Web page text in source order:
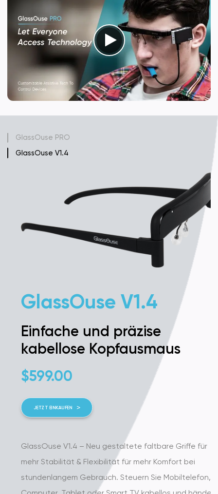
GlassOuse V1.4
Einfache und präzise
kabellose Kopfausmaus
599.00
JETZT EINKAUFEN
GlassOuse V1.4 – Neu gestaltete faltbare Griffe für
mehr Stabilität & Flexibilität für mehr Komfort bei
stundenlangem Gebrauch. Steuern Sie Mobiltelefon,
GlassOuse PRO
GlassOuse V1.4